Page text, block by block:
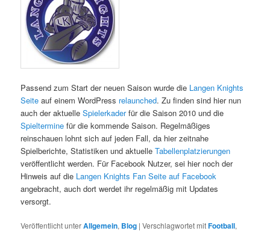
Passend zum Start der neuen Saison wurde die Langen Knights
Seite auf einem WordPress relaunched. Zu finden sind hier nun
auch der aktuelleSpielerkaderfür die Saison 2010 und die
Spieltermine für die kommende Saison. Regelmäßiges
reinschauen lohnt sich auf jeden Fall, da hier zeitnahe
Spielberichte, Statistiken und aktuelleTabellenplatzierungen
veröffentlicht werden. Für Facebook Nutzer, sei hier noch der
Hinweis auf die Langen Knights Fan Seite auf Facebook
angebracht, auch dort werdet ihr regelmäßig mit Updates
versorgt.
Veröffentlicht unterAllgemein, Blog |Verschlagwortet mitFootball,